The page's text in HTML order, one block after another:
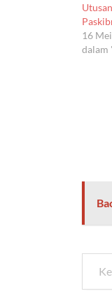
16
dalam
Ketikkan email Anda...